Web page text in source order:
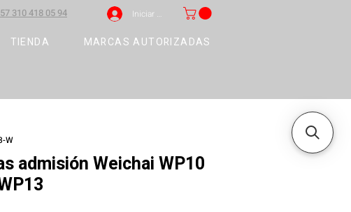
310 418 05 94 Iniciar sesión
TIENDA MARCAS AUTORIZADAS
W
admisión Weichai WP10